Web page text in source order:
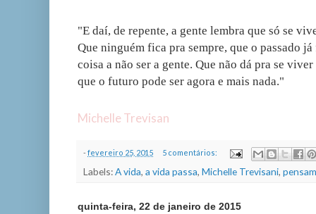
"E daí, de repente, a gente lembra que só se
Que ninguém fica pra sempre, que o passado
coisa a não ser a gente. Que não dá pra se
que o futuro pode ser agora e mais nada."
Michelle Trevisan
-fevereiro 25, 2015 5 comentários:
Labels:A vida, a vida passa, Michelle Trevisani,
quinta-feira, 22 de janeiro de 2015